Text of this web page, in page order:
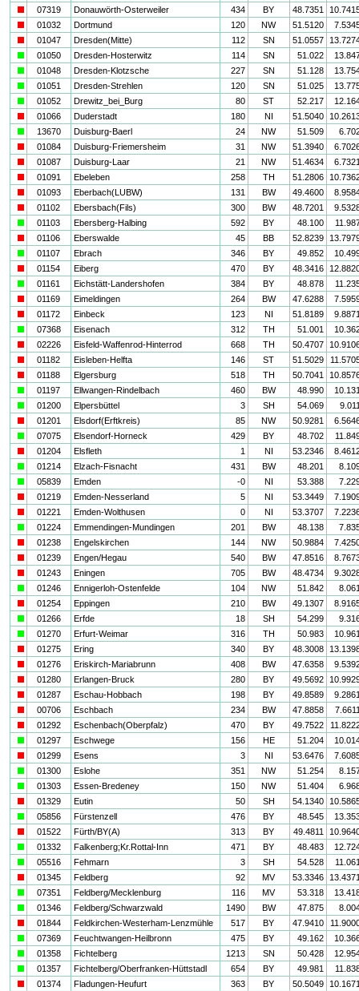
07319 Donauwörth-Osterweiler 434 BY 48.7351
01032 Dortmund 120 NW 51.5120
01047 Dresden(Mitte) 112 SN 51.0557
01050 Dresden-Hosterwitz 114 SN 51.022
01048 Dresden-Klotzsche 227 SN 51.128
01051 Dresden-Strehlen 120 SN 51.025
01052 Drewitz_bei_Burg 80 ST 52.217
01066 Duderstadt 180 NI 51.5040
13670 Duisburg-Baerl 24 NW 51.509
01084 Duisburg-Friemersheim 31 NW 51.3940
01087 Duisburg-Laar 21 NW 51.4634
01091 Ebeleben 258 TH 51.2806
01093 Eberbach(LUBW) 131 BW 49.4600
01102 Ebersbach(Fils) 300 BW 48.7201
01103 Ebersberg-Halbing 592 BY 48.100
01106 Eberswalde 45 BB 52.8239
01107 Ebrach 346 BY 49.852
01154 Eiberg 470 BY 48.3416
01161 Eichstätt-Landershofen 384 BY 48.878
01169 Eimeldingen 264 BW 47.6288
01172 Einbeck 123 NI 51.8189
07368 Eisenach 312 TH 51.001
02226 Eisfeld-Waffenrod-Hinterrod 668 TH 50.4707
01182 Eisleben-Helfta 146 ST 51.5029
01188 Elgersburg 518 TH 50.7041
01197 Ellwangen-Rindelbach 460 BW 48.990
01200 Elpersbüttel 3 SH 54.069
01201 Elsdorf(Erftkreis) 85 NW 50.9281
07075 Elsendorf-Horneck 429 BY 48.702
01204 Elsfleth 1 NI 53.2346
01214 Elzach-Fisnacht 431 BW 48.201
05839 Emden -0 NI 53.388
01219 Emden-Nesserland 5 NI 53.3449
01221 Emden-Wolthusen 0 NI 53.3707
01224 Emmendingen-Mundingen 201 BW 48.138
01238 Engelskirchen 144 NW 50.9884
01239 Engen/Hegau 540 BW 47.8516
01243 Eningen 705 BW 48.4734
01246 Ennigerloh-Ostenfelde 104 NW 51.842
01254 Eppingen 210 BW 49.1307
01266 Erfde 18 SH 54.299
01270 Erfurt-Weimar 316 TH 50.983
01275 Ering 340 BY 48.3008
01276 Eriskirch-Mariabrunn 408 BW 47.6358
01280 Erlangen-Bruck 280 BY 49.5692
01287 Eschau-Hobbach 198 BY 49.8589
00706 Eschbach 234 BW 47.8858
01292 Eschenbach(Oberpfalz) 470 BY 49.7522
01297 Eschwege 156 HE 51.204
01299 Esens 3 NI 53.6476
01300 Eslohe 351 NW 51.254
01303 Essen-Bredeney 150 NW 51.404
01329 Eutin 50 SH 54.1340
05856 Fürstenzell 476 BY 48.545
01522 Fürth/BY(A) 313 BY 49.4811
01332 Falkenberg;Kr.Rottal-Inn 471 BY 48.483
05516 Fehmarn 3 SH 54.528
01345 Feldberg 92 MV 53.3346
07351 Feldberg/Mecklenburg 116 MV 53.318
01346 Feldberg/Schwarzwald 1490 BW 47.875
01844 Feldkirchen-Westerham-Lenzmühle 517 BY 47.9410
07369 Feuchtwangen-Heilbronn 475 BY 49.162
01358 Fichtelberg 1213 SN 50.428
01357 Fichtelberg/Oberfranken-Hüttstadl 654 BY 49.981
01374 Fladungen-Heufurt 363 BY 50.5049